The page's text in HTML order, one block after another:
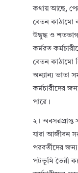
কথায় আছে,
বেতন কাঠামো
উদ্বুদ্ধ ও
কর্মরত
বেতন কাঠামো
অন্যান্য ভাতা
কর্মচারীদের
পারে।
২। অবসরপ্রাপ্ত
যারা আজীবন
পরবর্তীদের
পটভূমি তৈরী